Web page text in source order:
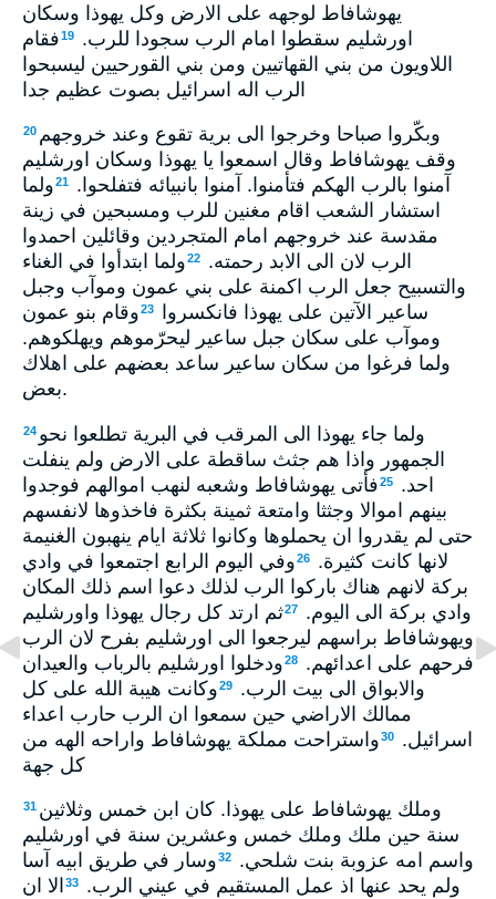
يهوشافاط لوجهه على الارض وكل يهوذا وسكان
اورشليم سقطوا امام الرب سجودا للرب.
19فقام
اللاويون من بني القهاتيين ومن بني القورحيين ليسبحوا
الرب اله اسرائيل بصوت عظيم جدا
20 وبكّروا صباحا وخرجوا الى برية تقوع وعند خروجهم
وقف يهوشافاط وقال اسمعوا يا يهوذا وسكان اورشليم
آمنوا بالرب الهكم فتأمنوا. آمنوا بانبيائه فتفلحوا.
21ولما
استشار الشعب اقام مغنين للرب ومسبحين في زينة
مقدسة عند خروجهم امام المتجردين وقائلين احمدوا
الرب لان الى الابد رحمته.
22ولما ابتدأوا في الغناء
والتسبيح جعل الرب اكمنة على بني عمون وموآب وجبل
ساعير الآتين على يهوذا فانكسروا
23وقام بنو عمون
وموآب على سكان جبل ساعير ليحرّموهم ويهلكوهم.
ولما فرغوا من سكان ساعير ساعد بعضهم على اهلاك
بعض.
24 ولما جاء يهوذا الى المرقب في البرية تطلعوا نحو
الجمهور واذا هم جثث ساقطة على الارض ولم ينفلت
احد.
25فأتى يهوشافاط وشعبه لنهب اموالهم فوجدوا
بينهم اموالا وجثثا وامتعة ثمينة بكثرة فاخذوها لانفسهم
حتى لم يقدروا ان يحملوها وكانوا ثلاثة ايام ينهبون الغنيمة
لانها كانت كثيرة.
26وفي اليوم الرابع اجتمعوا في وادي
بركة لانهم هناك باركوا الرب لذلك دعوا اسم ذلك المكان
وادي بركة الى اليوم.
27ثم ارتد كل رجال يهوذا واورشليم
ويهوشافاط براسهم ليرجعوا الى اورشليم بفرح لان الرب
فرحهم على اعدائهم.
28ودخلوا اورشليم بالرباب والعيدان
والابواق الى بيت الرب.
29وكانت هيبة الله على كل
ممالك الاراضي حين سمعوا ان الرب حارب اعداء
اسرائيل.
30واستراحت مملكة يهوشافاط واراحه الهه من
كل جهة
31 وملك يهوشافاط على يهوذا. كان ابن خمس وثلاثين
سنة حين ملك وملك خمس وعشرين سنة في اورشليم
واسم امه عزوبة بنت شلحي.
32وسار في طريق ابيه آسا
ولم يحد عنها اذ عمل المستقيم في عيني الرب.
33 الا ان